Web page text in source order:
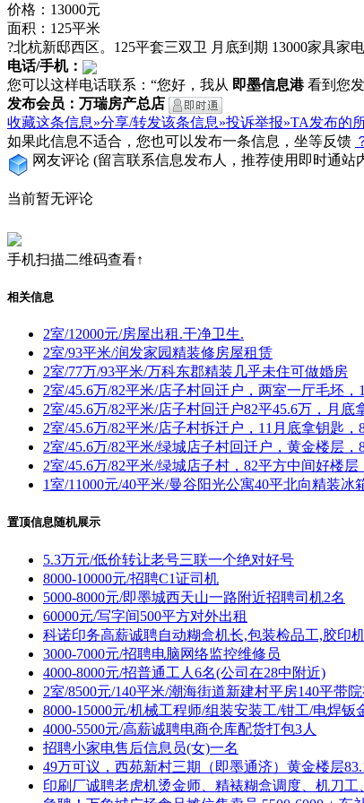
价格：13000元
面积：125平米
?北杭新邸西区。125平套三双卫 月底到期 13000家具家
电话/手机：
您可以这样电话联系：“您好，我从 即墨信息港看到您
发布会员：万瑞房产总店
收藏这条信息»分享/转发该条信息»投诉举报»TA发布的
如果此信息不适合，您也可以发布一条信息，坐等反馈
网友评论 (留言联系信息发布人，推荐使用即时通站
当前暂无评论
手机扫描二维码查看↑
相关信息
2室/12000元/房屋出租.干净卫生.
2室/93平米/润发家园精装修房屋租赁
2室/77万/93平米/万科东郡精装几乎未住可做婚房
2室/45.6万/82平米/店子村回迁户，两室一厅毛坯
2室/45.6万/82平米/店子村回迁户82平45.6万，月底
2室/45.6万/82平米/店子村拆迁户，11月底拿钥匙
2室/45.6万/82平米/绿城店子村回迁户，黄金楼层
2室/45.6万/82平米/绿城店子村，82平方中间好楼
1室/11000元/40平米/曼谷阳光公寓40平北向精装冰
置顶信息随机展示
5.3万元/低价转让老号三联一个绝对好号
8000-10000元/招聘C1证司机
5000-8000元/即墨城西天山一路附近招聘司机2名
60000元/写字间500平方对外出租
科诺印务高薪诚聘自动糊盒机长,包装检品工,胶印
3000-7000元/招聘电脑网络监控维修员
4000-8000元/招普通工人6名(公司在28中附近)
2室/8500元/140平米/潮海街道新建村平房140平带
8000-15000元/机械工程师/组装安装工/钳工/电焊钣
4000-5500元/高薪诚聘电商仓库配货打包3人
招聘小家电售后信息员(女)一名
49万可议，西苑新村三期（即墨通济）黄金楼层
印刷厂诚聘老虎机烫金师、精裱糊盒调度、机刀工